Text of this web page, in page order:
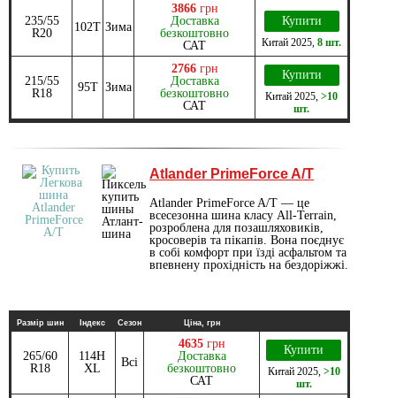
235/55
R20
102T Зима
3866 грн
Доставка
безкоштовно
САТ
Купити
Китай 2025 8 шт.
215/55
R18
95T Зима
2766 грн
Доставка
безкоштовно
САТ
Купити
Китай 2025 >10
шт.
Atlander PrimeForce A/T
Atlander PrimeForce A/T — це
всесезонна шина класу All-Terrain,
розроблена для позашляховиків,
кросоверів та пікапів. Вона поєднує
в собі комфорт при їзді асфальтом та
впевнену прохідність на бездоріжжі.
Размір шин Індекс Сезон Ціна, грн
265/60
R18
114H
XL
Всі
4635 грн
Доставка
безкоштовно
САТ
Купити
Китай2025, >10
шт.